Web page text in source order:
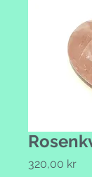
320,00 krPris